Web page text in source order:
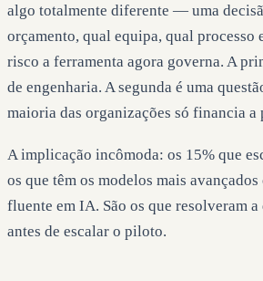
algo totalmente diferente — uma
orçamento, qual equipa, qual processo
risco a ferramenta agora governa. A
de engenharia. A segunda é uma
maioria das organizações só financia a
A implicação incômoda: os 15% que
os que têm os modelos mais
fluente em IA. São os que resolveram a
antes de escalar o piloto.